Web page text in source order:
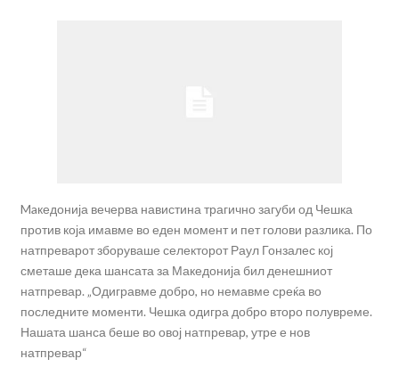
Maкедонија вечерва навистина трагично загуби од Чешка
против која имавме во еден момент и пет голови разлика. По
натпреварот зборуваше селекторот Раул Гонзалес кој
сметаше дека шансата за Македонија бил денешниот
натпревар. „Одигравме добро, но немавме среќа во
последните моменти. Чешка одигра добро второ полувреме.
Нашата шанса беше во овој натпревар, утре е нов
натпревар“